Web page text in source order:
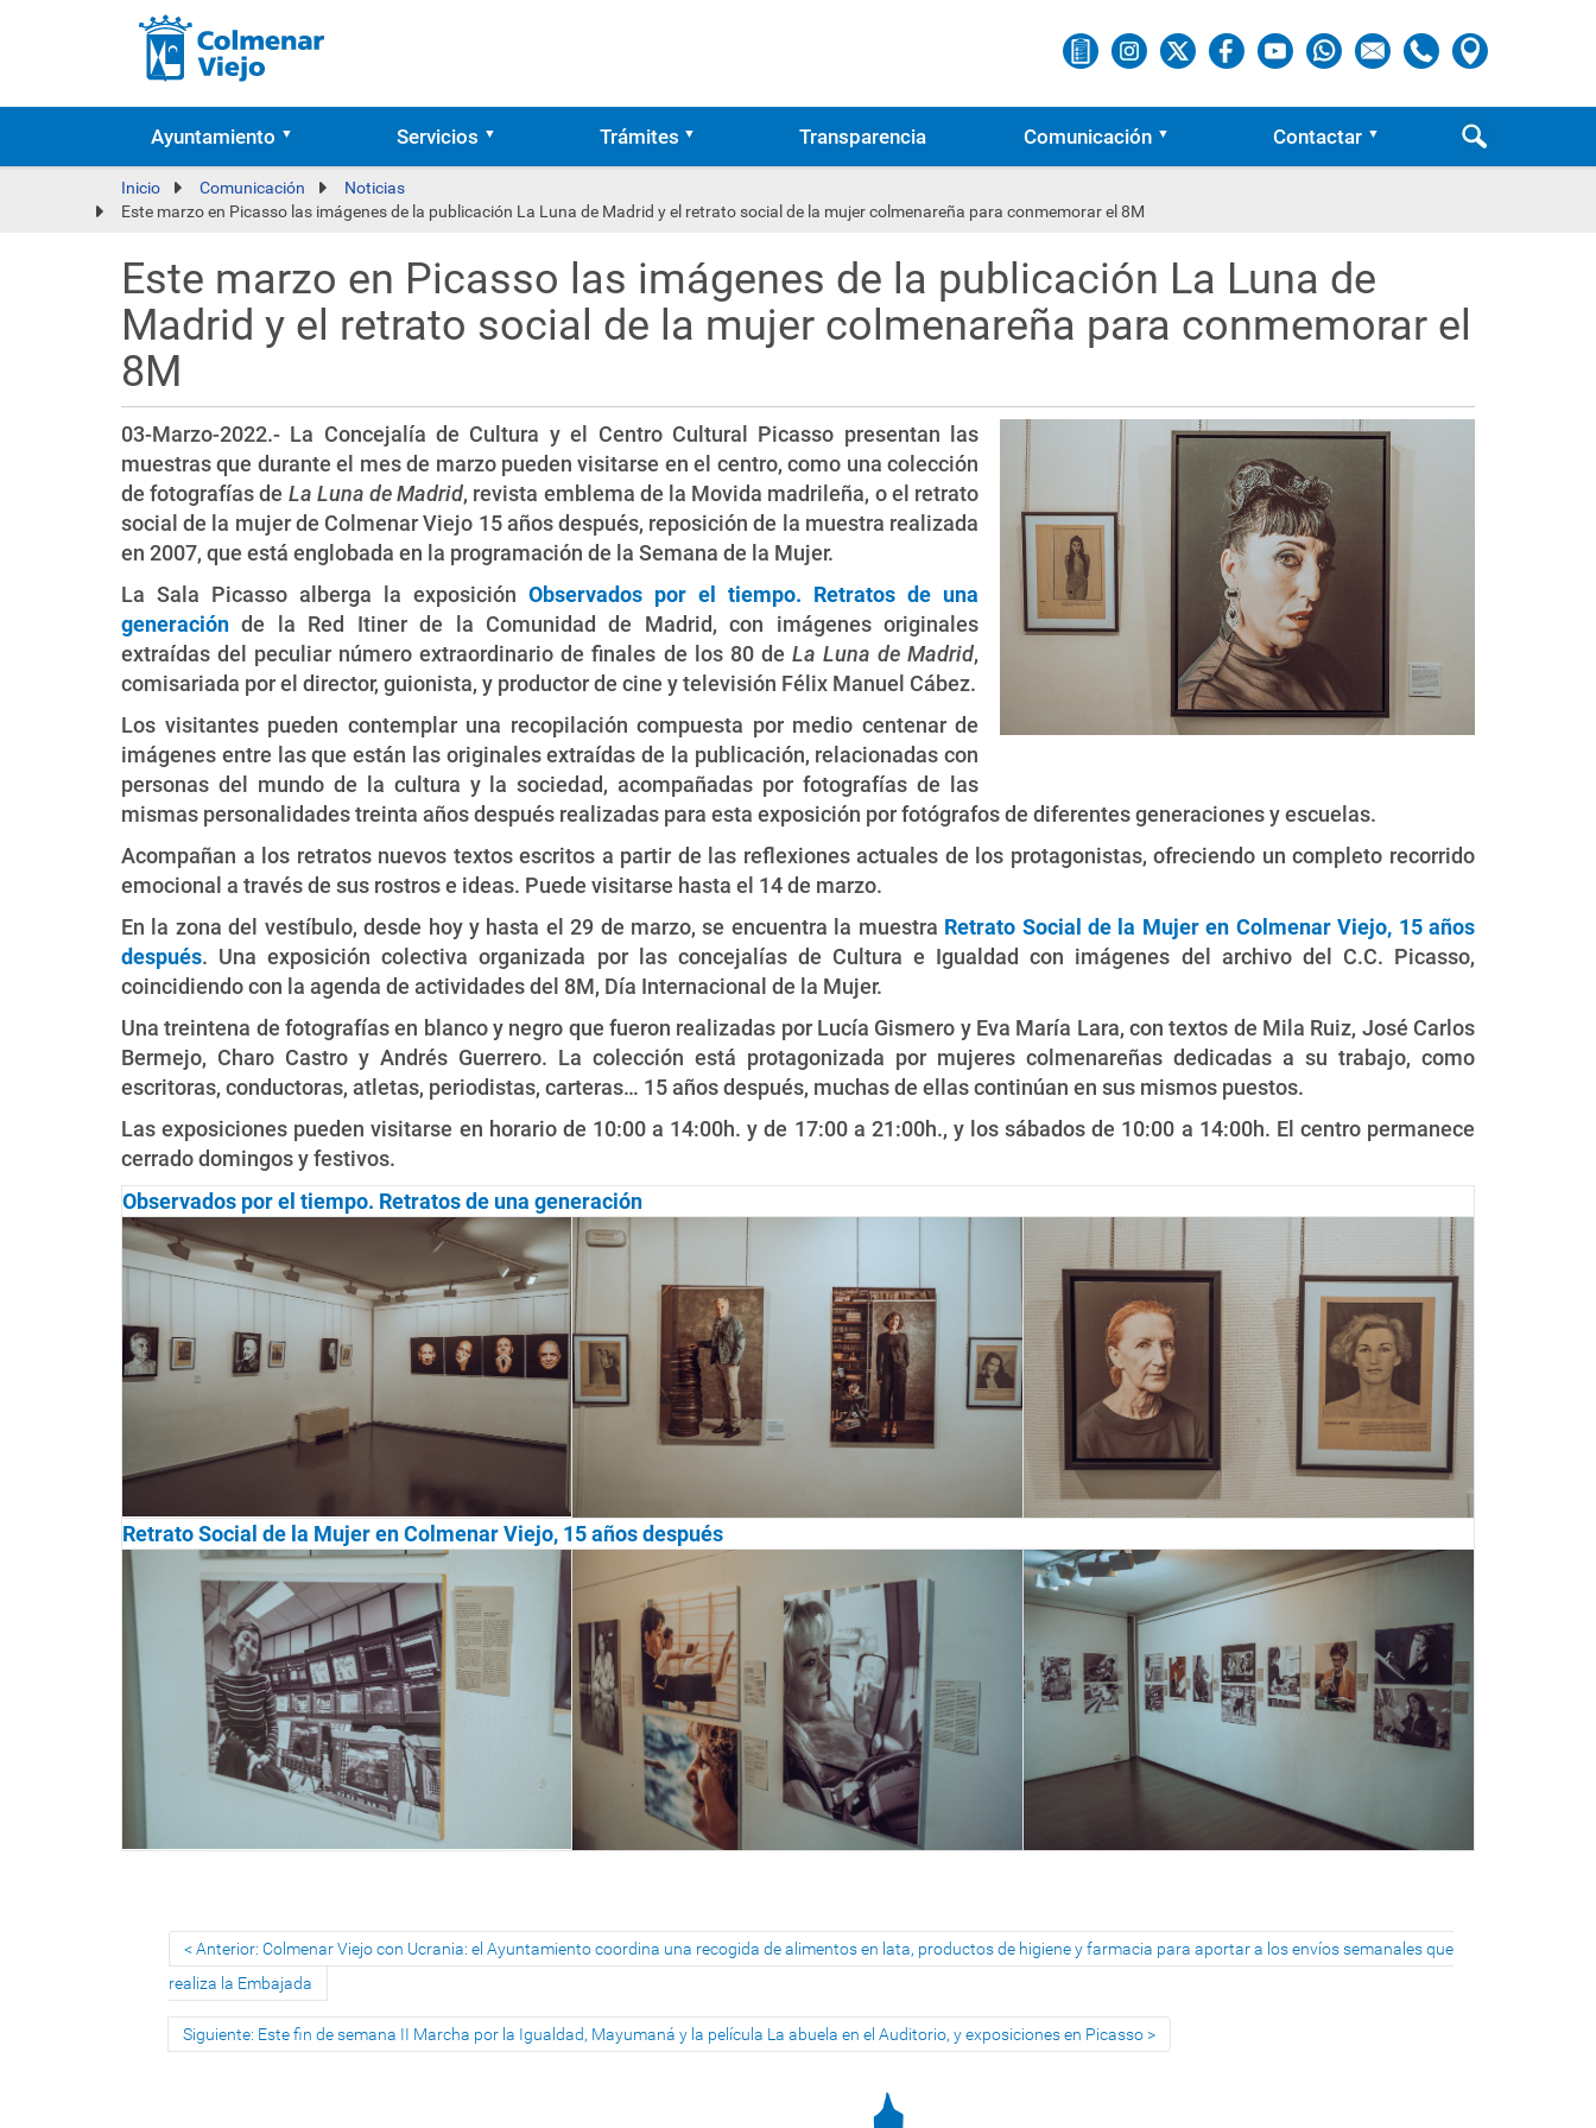
Ayuntamiento Servicios Trámites Transparencia Comunicación Contactar
Inicio Comunicación
Noticias
Este marzo en Picasso las imágenes de la publicación La Luna de Madrid y el retrato social de la mujer colmenareña para conmemorar el 8M
Este marzo en Picasso las imágenes de la publicación La Luna de
Madrid y el retrato social de la mujer colmenareña para conmemorar el
8M
03-Marzo-2022.- La Concejalía de Cultura y el Centro Cultural Picasso presentan las
muestras que durante el mes de marzo pueden visitarse en el centro, como una colección
de fotografías de La Luna de Madrid, revista emblema de la Movida madrileña, o el retrato
social de la mujer de Colmenar Viejo 15 años después, reposición de la muestra realizada
en 2007, que está englobada en la programación de la Semana de la Mujer.
La Sala Picasso alberga la exposición Observados por el tiempo. Retratos de una
generación de la Red Itiner de la Comunidad de Madrid, con imágenes originales
extraídas del peculiar número extraordinario de finales de los 80 de La Luna de Madrid,
comisariada por el director, guionista, y productor de cine y televisión Félix Manuel Cábez.
Los visitantes pueden contemplar una recopilación compuesta por medio centenar de
imágenes entre las que están las originales extraídas de la publicación, relacionadas con
personas del mundo de la cultura y la sociedad, acompañadas por fotografías de las
mismas personalidades treinta años después realizadas para esta exposición por fotógrafos de diferentes generaciones y escuelas.
Acompañan a los retratos nuevos textos escritos a partir de las reflexiones actuales de los protagonistas, ofreciendo un completo recorrido
emocional a través de sus rostros e ideas. Puede visitarse hasta el 14 de marzo.
En la zona del vestíbulo, desde hoy y hasta el 29 de marzo, se encuentra la muestra Retrato Social de la Mujer en Colmenar Viejo, 15 años
después. Una exposición colectiva organizada por las concejalías de Cultura e Igualdad con imágenes del archivo del C.C. Picasso,
coincidiendo con la agenda de actividades del 8M, Día Internacional de la Mujer.
Una treintena de fotografías en blanco y negro que fueron realizadas por Lucía Gismero y Eva María Lara, con textos de Mila Ruiz, José Carlos
Bermejo, Charo Castro y Andrés Guerrero. La colección está protagonizada por mujeres colmenareñas dedicadas a su trabajo, como
escritoras, conductoras, atletas, periodistas, carteras… 15 años después, muchas de ellas continúan en sus mismos puestos.
Las exposiciones pueden visitarse en horario de 10:00 a 14:00h. y de 17:00 a 21:00h., y los sábados de 10:00 a 14:00h. El centro permanece
cerrado domingos y festivos.
Observados por el tiempo. Retratos de una generación
Retrato Social de la Mujer en Colmenar Viejo, 15 años después
Anterior: Colmenar Viejo con Ucrania: el Ayuntamiento coordina una recogida de alimentos en lata, productos de higiene y farmacia para aportar a los envíos semanales que
realiza la Embajada
Siguiente: Este fin de semana II Marcha por la Igualdad, Mayumaná y la película La abuela en el Auditorio, y exposiciones en Picasso